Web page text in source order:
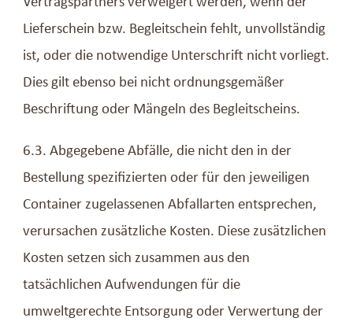
Lieferschein bzw. Begleitschein fehlt, unvollständig
ist, oder die notwendige Unterschrift nicht vorliegt.
Dies gilt ebenso bei nicht ordnungsgemäßer
Beschriftung oder Mängeln des Begleitscheins.
6.3. Abgegebene Abfälle, die nicht den in der
Bestellung spezifizierten oder für den jeweiligen
Container zugelassenen Abfallarten entsprechen,
verursachen zusätzliche Kosten. Diese zusätzlichen
Kosten setzen sich zusammen aus den
tatsächlichen Aufwendungen für die
umweltgerechte Entsorgung oder Verwertung der